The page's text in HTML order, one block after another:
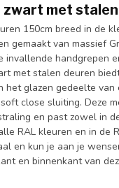
met
150cm breed in de
gemaakt van massief
handgrepen
met stalen deuren
het glazen gedeelte
close sluiting. Deze
en past zowel in
RAL kleuren en in de
en kun je aan je
en binnenkant van